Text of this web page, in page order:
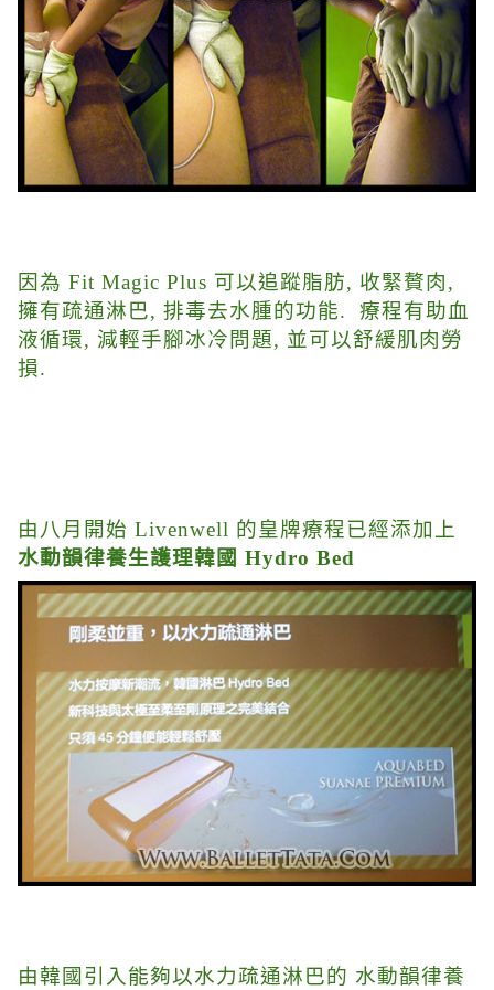
因為 Fit Magic Plus 可以追蹤脂肪, 收緊贅肉,
擁有疏通淋巴, 排毒去水腫的功能. 療程有助血
液循環, 減輕手腳冰冷問題, 並可以舒緩肌肉勞
損.
由八月開始 Livenwell 的皇牌療程已經添加上
水動韻律養生護理韓國 Hydro Bed
由韓國引入能夠以水力疏通淋巴的 水動韻律養